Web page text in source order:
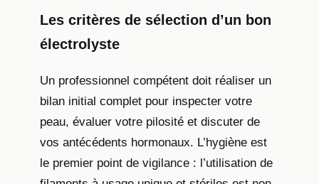
Les critères de sélection d’un bon
électrolyste
Un professionnel compétent doit réaliser un
bilan initial complet pour inspecter votre
peau, évaluer votre pilosité et discuter de
vos antécédents hormonaux. L’hygiène est
le premier point de vigilance : l’utilisation de